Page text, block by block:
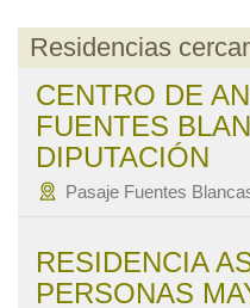
Residencias
CENTRO DE
FUENTES
DIPUTACIÓN
Pasaje Fuentes
RESIDENCIA
PERSONAS